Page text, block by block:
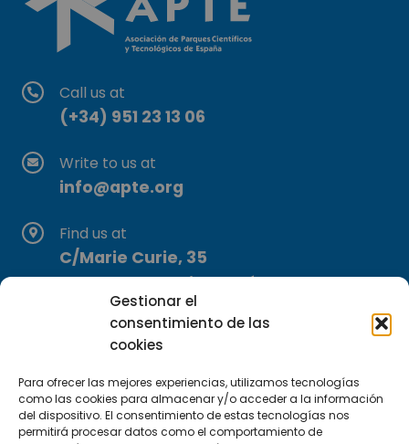
Gestionar el
consentimiento de las
cookies
Para ofrecer las mejores experiencias, utilizamos tecnologías
como las cookies para almacenar y/o acceder a la información
del dispositivo. El consentimiento de estas tecnologías nos
permitirá procesar datos como el comportamiento de
Call us at
(+34) 951 23 13 06
Write to us at
info@apte.org
Find us at
C/Marie Curie, 35
29590 Campanillas, Málaga
Subscribe to our Newsletter